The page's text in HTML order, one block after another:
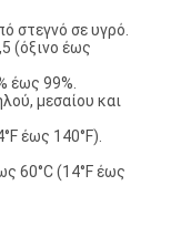
στεγνό σε υγρό.
(όξινο έως
έως 99%.
μεσαίου και
έως 140°F).
60°C (14°F έως